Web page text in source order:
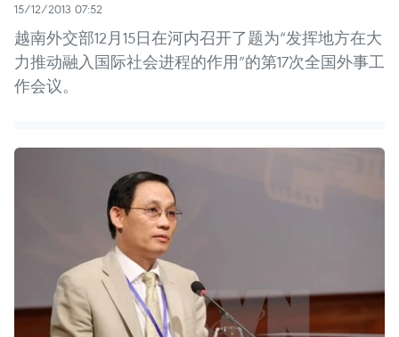
15/12/2013 07:52
越南外交部12月15日在河内召开了题为“发挥地方在大
力推动融入国际社会进程的作用”的第17次全国外事工
作会议。